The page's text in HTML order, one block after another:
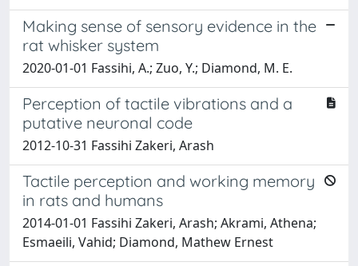
Making sense of sensory evidence in the
rat whisker system
2020-01-01 Fassihi, A.; Zuo, Y.; Diamond, M. E.
Perception of tactile vibrations and a
putative neuronal code
2012-10-31 Fassihi Zakeri, Arash
Tactile perception and working memory
in rats and humans
2014-01-01 Fassihi Zakeri, Arash; Akrami, Athena;
Esmaeili, Vahid; Diamond, Mathew Ernest